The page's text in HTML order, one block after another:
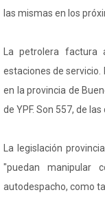
las mismas en los
La petrolera
estaciones de
en la provincia de
de YPF. Son 557, de
La legislación
"puedan manipular
autodespacho, como